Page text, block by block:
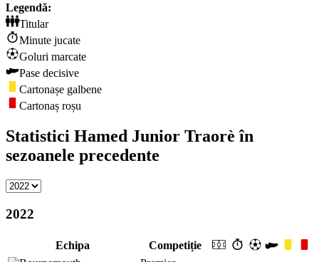
Legendă:
Titular
Minute jucate
Goluri marcate
Pase decisive
Cartonașe galbene
Cartonaș roșu
Statistici Hamed Junior Traorè în
sezoanele precedente
2022
Echipa
Competiție